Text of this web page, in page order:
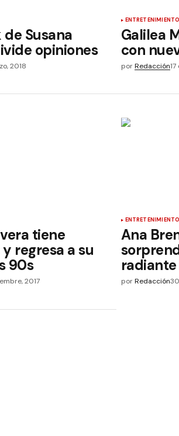
Susana
opiniones
2018
ENTRETENIMIENTO
Galilea
con
por Redacción
tiene
regresa a su
90s
2017
ENTRETENIMIENTO
Ana
por Redacción